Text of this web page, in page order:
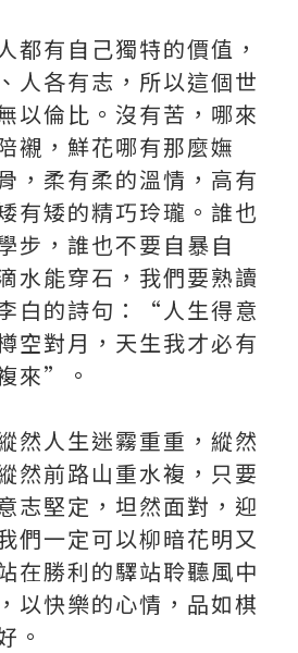
都有自己獨特的價值，
人各有志，所以這個世
以倫比。沒有苦，哪來
襯，鮮花哪有那麼嫵
，柔有柔的溫情，高有
有矮的精巧玲瓏。誰也
步，誰也不要自暴自
水能穿石，我們要熟讀
白的詩句：“人生得意
空對月，天生我才必有
來”。
然人生迷霧重重，縱然
然前路山重水複，只要
志堅定，坦然面對，迎
們一定可以柳暗花明又
在勝利的驛站聆聽風中
以快樂的心情，品如棋
。